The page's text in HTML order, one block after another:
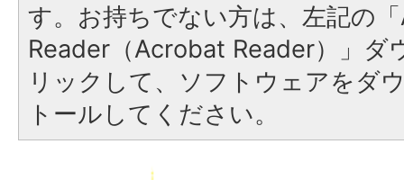
す。お持ちでない方は、左記の
Reader（Acrobat Reader）」ダ
リックして、ソフトウェアをダ
トールしてください。